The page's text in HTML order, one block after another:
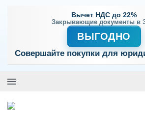
Вычет НДС до 22%
Закрывающие документы в
ВЫГОДНО
Совершайте покупки для